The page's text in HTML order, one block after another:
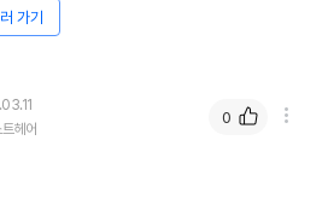
가기
헤어
0